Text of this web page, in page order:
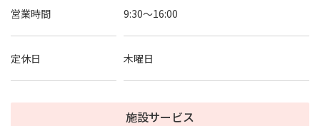
営業時間 9:30～16:00
定休日 木曜日
施設サービス